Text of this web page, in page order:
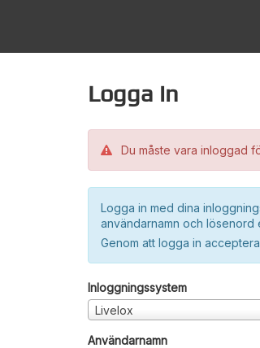
Logga in
Du måste vara inloggad
Logga in med dina
användarnamn och lösenord
Genom att logga in
Inloggningssystem
Livelox
Användarnamn